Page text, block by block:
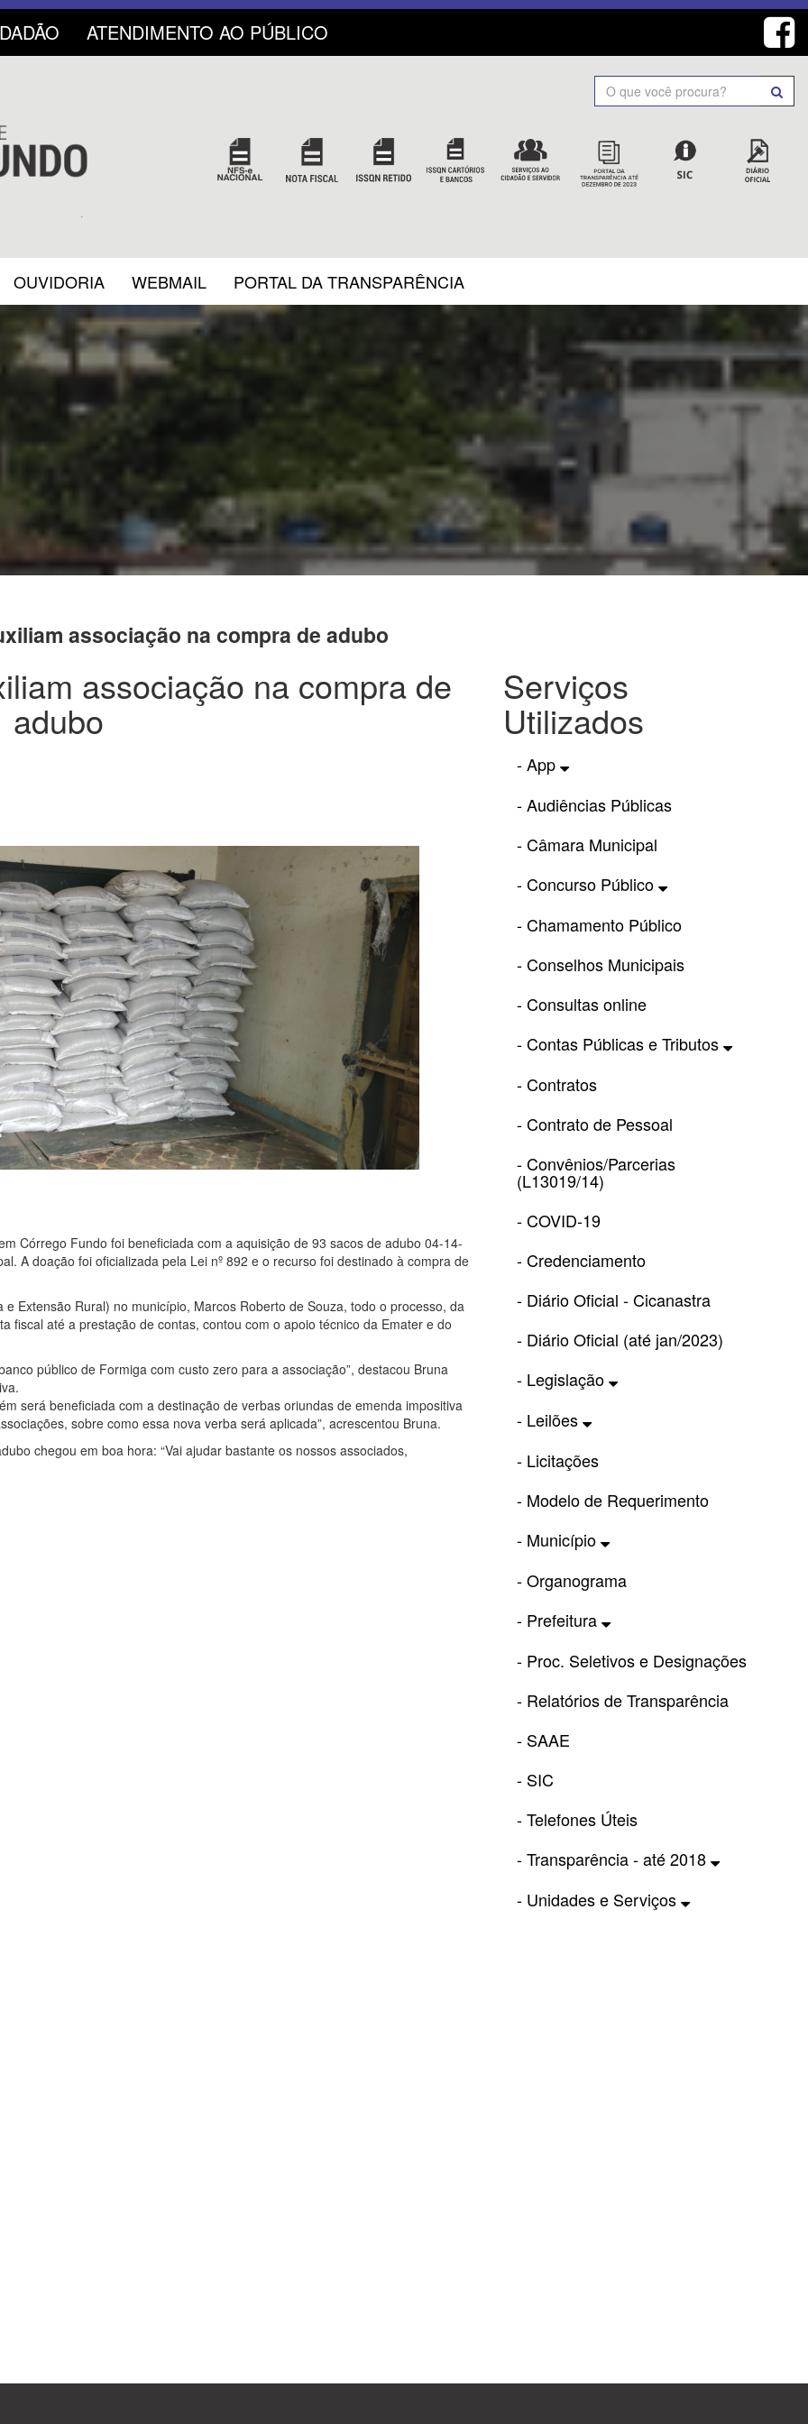
ATENDIMENTO AO PÚBLICO
Search
OUVIDORIA WEBMAIL PORTAL DA TRANSPARÊNCIA
associação na compra de adubo
associação na compra de
adubo
Córrego Fundo foi beneficiada com a aquisição de 93 sacos de adubo 04-14-
A doação foi oficializada pela Lei nº 892 e o recurso foi destinado à compra de
Extensão Rural) no município, Marcos Roberto de Souza, todo o processo, da
fiscal até a prestação de contas, contou com o apoio técnico da Emater e do
público de Formiga com custo zero para a associação”, destacou Bruna
será beneficiada com a destinação de verbas oriundas de emenda impositiva
sobre como essa nova verba será aplicada”, acrescentou Bruna.
chegou em boa hora: “Vai ajudar bastante os nossos associados,
Serviços
Utilizados
- App
- Audiências Públicas
- Câmara Municipal
- Concurso Público
- Chamamento Público
- Conselhos Municipais
- Consultas online
- Contas Públicas e Tributos
- Contratos
- Contrato de Pessoal
- Convênios/Parcerias
(L13019/14)
- COVID-19
- Credenciamento
- Diário Oficial - Cicanastra
- Diário Oficial (até jan/2023)
- Legislação
- Leilões
- Licitações
- Modelo de Requerimento
- Município
- Organograma
- Prefeitura
- Proc. Seletivos e Designações
- Relatórios de Transparência
- SAAE
- SIC
- Telefones Úteis
- Transparência - até 2018
- Unidades e Serviços